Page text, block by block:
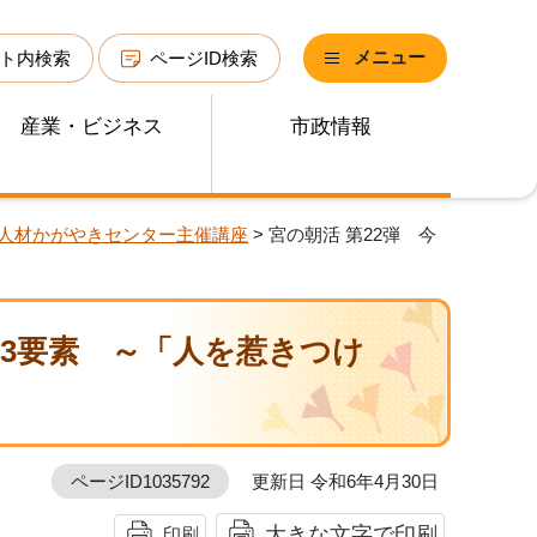
内検索 ページID検索 メニュー
産業・ビジネス 市政情報
材かがやきセンター主催講座 > 宮の朝活 第22弾 今
要素 ～「人を惹きつけ
ページID1035792 更新日 令和6年4月30日